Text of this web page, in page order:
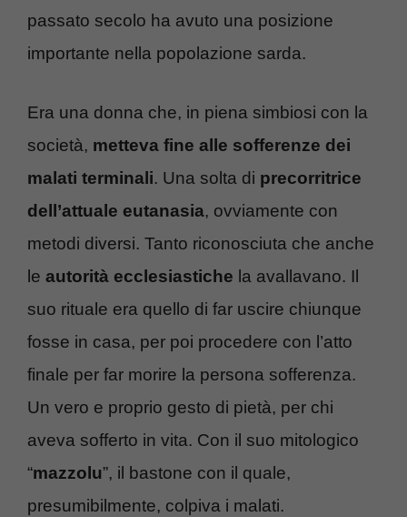
passato secolo ha avuto una posizione
importante nella popolazione sarda.
Era una donna che, in piena simbiosi con la
società, metteva fine alle sofferenze dei
malati terminali. Una solta di precorritrice
dell’attuale eutanasia, ovviamente con
metodi diversi. Tanto riconosciuta che anche
le autorità ecclesiastiche la avallavano. Il
suo rituale era quello di far uscire chiunque
fosse in casa, per poi procedere con l’atto
finale per far morire la persona sofferenza.
Un vero e proprio gesto di pietà, per chi
aveva sofferto in vita. Con il suo mitologico
“mazzolu”, il bastone con il quale,
presumibilmente, colpiva i malati.